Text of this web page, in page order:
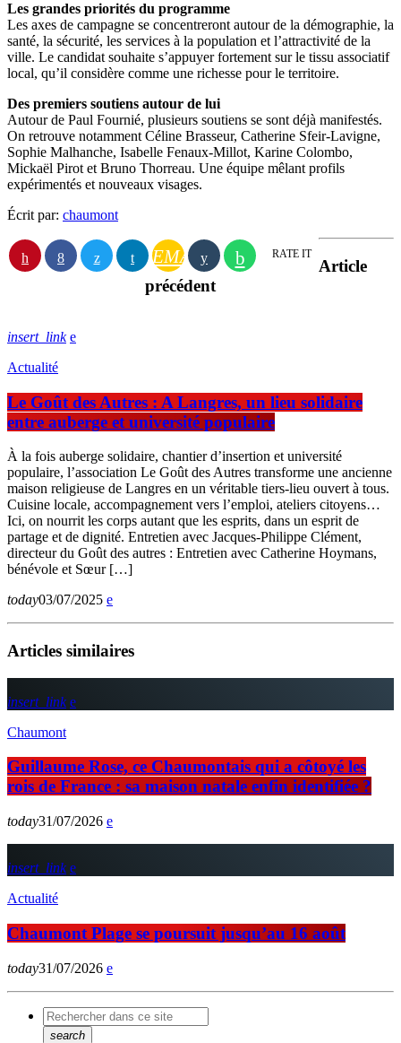
Les grandes priorités du programme
Les axes de campagne se concentreront autour de la démographie, la
santé, la sécurité, les services à la population et l’attractivité de la
ville. Le candidat souhaite s’appuyer fortement sur le tissu associatif
local, qu’il considère comme une richesse pour le territoire.
Des premiers soutiens autour de lui
Autour de Paul Fournié, plusieurs soutiens se sont déjà manifestés.
On retrouve notamment Céline Brasseur, Catherine Sfeir-Lavigne,
Sophie Malhanche, Isabelle Fenaux-Millot, Karine Colombo,
Mickaël Pirot et Bruno Thorreau. Une équipe mêlant profils
expérimentés et nouveaux visages.
Écrit par: chaumont
EMAIL RATE IT
Article
précédent
insert_link
Actualité
Le Goût des Autres : A Langres, un lieu solidaire
entre auberge et université populaire
À la fois auberge solidaire, chantier d’insertion et université
populaire, l’association Le Goût des Autres transforme une ancienne
maison religieuse de Langres en un véritable tiers-lieu ouvert à tous.
Cuisine locale, accompagnement vers l’emploi, ateliers citoyens…
Ici, on nourrit les corps autant que les esprits, dans un esprit de
partage et de dignité. Entretien avec Jacques-Philippe Clément,
directeur du Goût des autres : Entretien avec Catherine Hoymans,
bénévole et Sœur […]
today03/07/2025
Articles similaires
insert_link
Chaumont
Guillaume Rose, ce Chaumontais qui a côtoyé les
rois de France : sa maison natale enfin identifiée ?
today31/07/2026
insert_link
Actualité
Chaumont Plage se poursuit jusqu’au 16 août
today31/07/2026
search